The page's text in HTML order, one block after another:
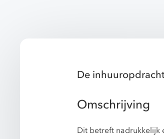
De
Omschrijving
Dit betreft nadrukkelijk